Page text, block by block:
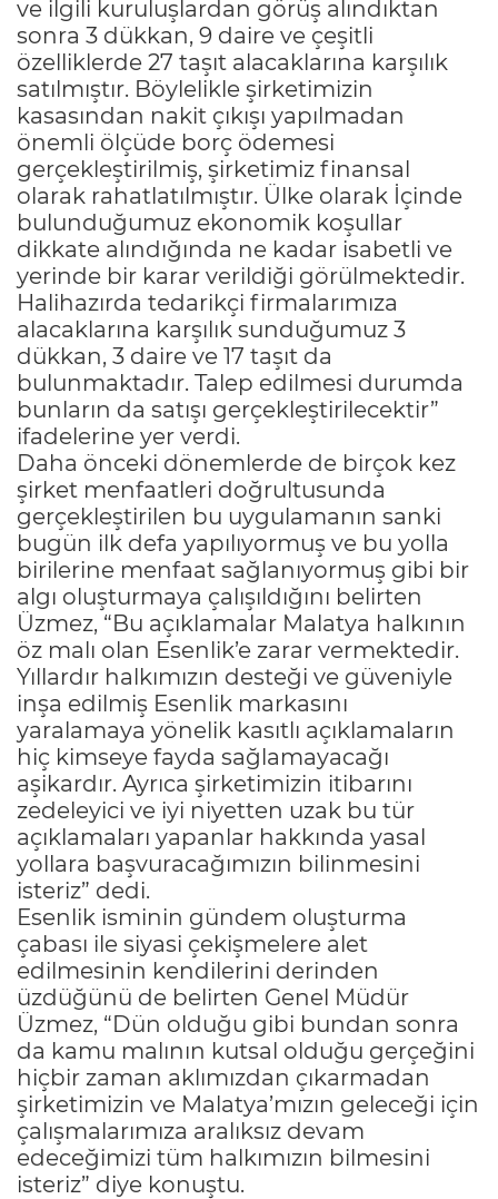
ve ilgili kuruluşlardan görüş alındıktan
sonra 3 dükkan, 9 daire ve çeşitli
özelliklerde 27 taşıt alacaklarına karşılık
satılmıştır. Böylelikle şirketimizin
kasasından nakit çıkışı yapılmadan
önemli ölçüde borç ödemesi
gerçekleştirilmiş, şirketimiz finansal
olarak rahatlatılmıştır. Ülke olarak İçinde
bulunduğumuz ekonomik koşullar
dikkate alındığında ne kadar isabetli ve
yerinde bir karar verildiği görülmektedir.
Halihazırda tedarikçi firmalarımıza
alacaklarına karşılık sunduğumuz 3
dükkan, 3 daire ve 17 taşıt da
bulunmaktadır. Talep edilmesi durumda
bunların da satışı gerçekleştirilecektir”
ifadelerine yer verdi.
Daha önceki dönemlerde de birçok kez
şirket menfaatleri doğrultusunda
gerçekleştirilen bu uygulamanın sanki
bugün ilk defa yapılıyormuş ve bu yolla
birilerine menfaat sağlanıyormuş gibi bir
algı oluşturmaya çalışıldığını belirten
Üzmez, “Bu açıklamalar Malatya halkının
öz malı olan Esenlik’e zarar vermektedir.
Yıllardır halkımızın desteği ve güveniyle
inşa edilmiş Esenlik markasını
yaralamaya yönelik kasıtlı açıklamaların
hiç kimseye fayda sağlamayacağı
aşikardır. Ayrıca şirketimizin itibarını
zedeleyici ve iyi niyetten uzak bu tür
açıklamaları yapanlar hakkında yasal
yollara başvuracağımızın bilinmesini
isteriz” dedi.
Esenlik isminin gündem oluşturma
çabası ile siyasi çekişmelere alet
edilmesinin kendilerini derinden
üzdüğünü de belirten Genel Müdür
Üzmez, “Dün olduğu gibi bundan sonra
da kamu malının kutsal olduğu gerçeğini
hiçbir zaman aklımızdan çıkarmadan
şirketimizin ve Malatya’mızın geleceği için
çalışmalarımıza aralıksız devam
edeceğimizi tüm halkımızın bilmesini
isteriz” diye konuştu.